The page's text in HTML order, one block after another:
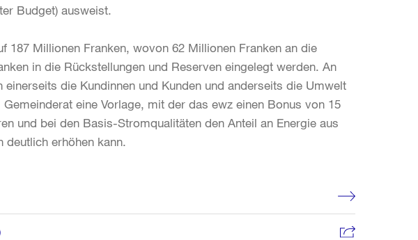
Budget) ausweist.
187 Millionen Franken, wovon 62 Millionen Franken an die
in die Rückstellungen und Reserven eingelegt werden. An
die Kundinnen und Kunden und anderseits die Umwelt
eine Vorlage, mit der das ewz einen Bonus von 15
und bei den Basis-Stromqualitäten den Anteil an Energie aus
deutlich erhöhen kann.